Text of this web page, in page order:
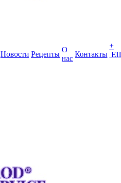
Новости Рецепты
О
нас
Контакты
+